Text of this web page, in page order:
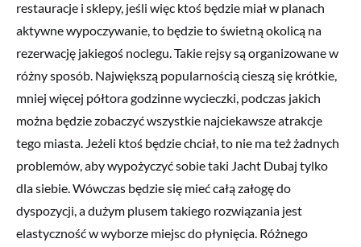
restauracje i sklepy, jeśli więc ktoś będzie miał w planach
aktywne wypoczywanie, to będzie to świetną okolicą na
rezerwację jakiegoś noclegu. Takie rejsy są organizowane w
różny sposób. Największą popularnością cieszą się krótkie,
mniej więcej półtora godzinne wycieczki, podczas jakich
można będzie zobaczyć wszystkie najciekawsze atrakcje
tego miasta. Jeżeli ktoś będzie chciał, to nie ma też żadnych
problemów, aby wypożyczyć sobie taki Jacht Dubaj tylko
dla siebie. Wówczas będzie się mieć całą załogę do
dyspozycji, a dużym plusem takiego rozwiązania jest
elastyczność w wyborze miejsc do płynięcia. Różnego